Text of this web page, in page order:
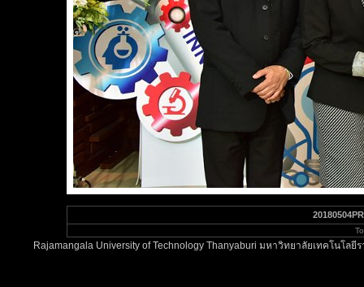
Rajamangala University of Technology Thanyaburi มหาวิทยาลัยเทคโนโ